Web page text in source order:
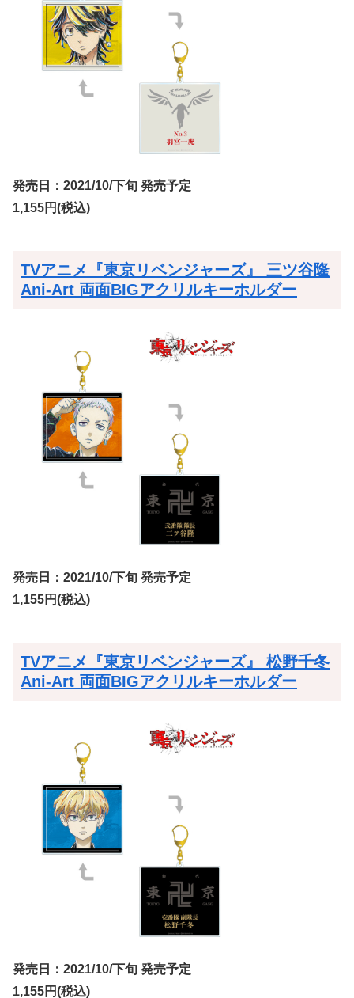
発売日：2021/10/下旬 発売予定
1,155円(税込)
TVアニメ『東京リベンジャーズ』 三ツ谷隆
Ani-Art 両面BIGアクリルキーホルダー
発売日：2021/10/下旬 発売予定
1,155円(税込)
TVアニメ『東京リベンジャーズ』 松野千冬
Ani-Art 両面BIGアクリルキーホルダー
発売日：2021/10/下旬 発売予定
1,155円(税込)